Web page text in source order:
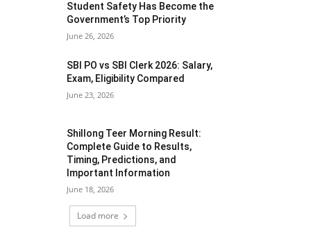
Student Safety Has Become the
Government’s Top Priority
June 26, 2026
SBI PO vs SBI Clerk 2026: Salary,
Exam, Eligibility Compared
June 23, 2026
Shillong Teer Morning Result:
Complete Guide to Results,
Timing, Predictions, and
Important Information
June 18, 2026
Load more